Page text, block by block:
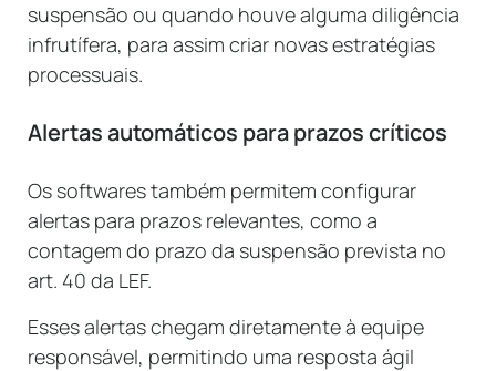
suspensão ou quando houve alguma diligência
infrutífera, para assim criar novas estratégias
processuais.
Alertas automáticos para prazos críticos
Os softwares também permitem configurar
alertas para prazos relevantes, como a
contagem do prazo da suspensão prevista no
art. 40 da LEF.
Esses alertas chegam diretamente à equipe
responsável, permitindo uma resposta ágil